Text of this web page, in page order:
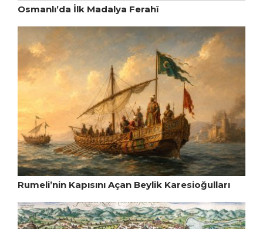
Osmanlı’da İlk Madalya Ferahî
Rumeli’nin Kapısını Açan Beylik Karesioğulları